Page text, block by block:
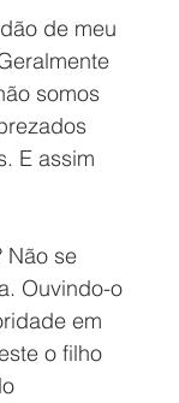
de meu
somos
E assim
Não se
Ouvindo-o
em
o filho